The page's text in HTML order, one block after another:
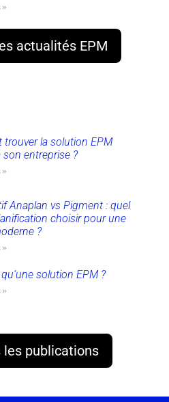
»
actualités EPM
trouver la solution EPM
son entreprise ?
»
Anaplan vs Pigment : quel
choisir pour une
?
»
qu’une solution EPM ?
»
publications